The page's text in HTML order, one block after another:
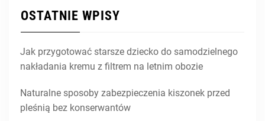
OSTATNIE WPISY
Jak przygotować starsze dziecko do samodzielnego
nakładania kremu z filtrem na letnim obozie
Naturalne sposoby zabezpieczenia kiszonek przed
pleśnią bez konserwantów